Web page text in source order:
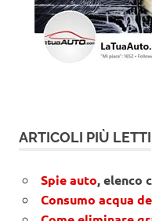
ARTICOLI PIÙ LETTI
Spie auto, elenco
Consumo acqua